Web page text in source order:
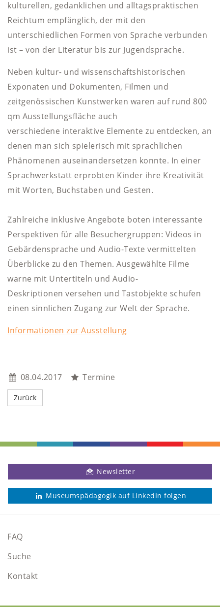
kulturellen, gedanklichen und alltagspraktischen
Reichtum empfänglich, der mit den
unterschiedlichen Formen von Sprache verbunden
ist – von der Literatur bis zur Jugendsprache.
Neben kultur- und wissenschaftshistorischen
Exponaten und Dokumenten, Filmen und
zeitgenössischen Kunstwerken waren auf rund 800
qm Ausstellungsfläche auch
verschiedene interaktive Elemente zu entdecken, an
denen man sich spielerisch mit sprachlichen
Phänomenen auseinandersetzen konnte. In einer
Sprachwerkstatt erprobten Kinder ihre Kreativität
mit Worten, Buchstaben und Gesten.
Zahlreiche inklusive Angebote boten interessante
Perspektiven für alle Besuchergruppen: Videos in
Gebärdensprache und Audio-Texte vermittelten
Überblicke zu den Themen. Ausgewählte Filme
warne mit Untertiteln und Audio-
Deskriptionen versehen und Tastobjekte schufen
einen sinnlichen Zugang zur Welt der Sprache.
Informationen zur Ausstellung
08.04.2017 Termine
Newsletter
Museumspädagogik auf LinkedIn folgen
FAQ
Suche
Kontakt